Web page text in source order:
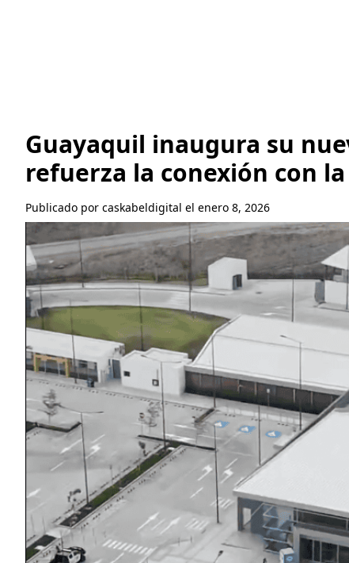
Guayaquil inaugura su
refuerza la conexión con la
Publicado por caskabeldigital el enero 8, 2026